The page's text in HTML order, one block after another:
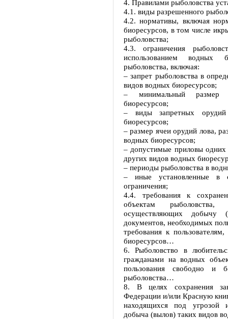
4. Правилами рыболовства
4.1. виды разрешенного
4.2. нормативы, включая
биоресурсов, в том числе
рыболовства;
4.3. ограничения
использованием водных
рыболовства, включая:
– запрет рыболовства в
видов водных биоресурсов;
– минимальный размер
биоресурсов;
– виды запретных
биоресурсов;
– размер ячеи орудий лова,
водных биоресурсов;
– допустимые приловы
других видов водных
– периоды рыболовства в
– иные установленные в
ограничения;
4.4. требования к
объектам рыболовства,
осуществляющих добычу
документов, необходимых
требования к
биоресурсов…
6. Рыболовство в
гражданами на водных
пользования свободно и
рыболовства…
8. В целях сохранения
Федерации и/или Красную
находящихся под угрозой
добыча (вылов) таких видов